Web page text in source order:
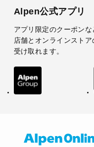
Alpen公式アプリ
アプリ限定のクーポンな
店舗とオンラインスト
受け取れます。